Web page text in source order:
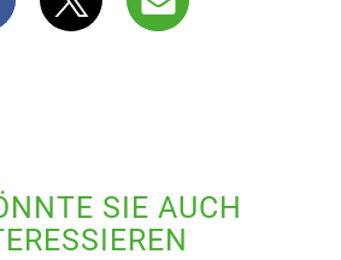
SIE AUCH